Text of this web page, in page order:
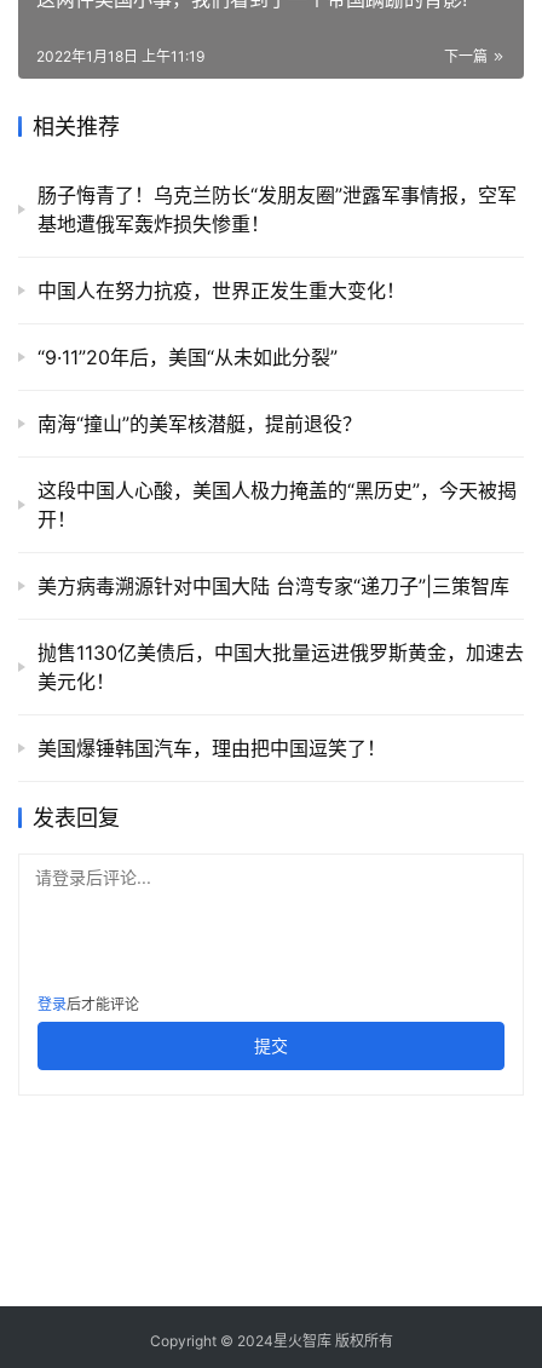
下一篇
2022年1月18日 上午11:19
相关推荐
肠子悔青了！乌克兰防长“发朋友圈”泄露军事情报，空军
基地遭俄军轰炸损失惨重！
中国人在努力抗疫，世界正发生重大变化！
“9·11”20年后，美国“从未如此分裂”
南海“撞山”的美军核潜艇，提前退役？
这段中国人心酸，美国人极力掩盖的“黑历史”，今天被揭
开！
美方病毒溯源针对中国大陆 台湾专家“递刀子”|三策智库
抛售1130亿美债后，中国大批量运进俄罗斯黄金，加速去
美元化！
美国爆锤韩国汽车，理由把中国逗笑了！
发表回复
请登录后评论...
登录后才能评论
提交
Copyright © 2024星火智库 版权所有